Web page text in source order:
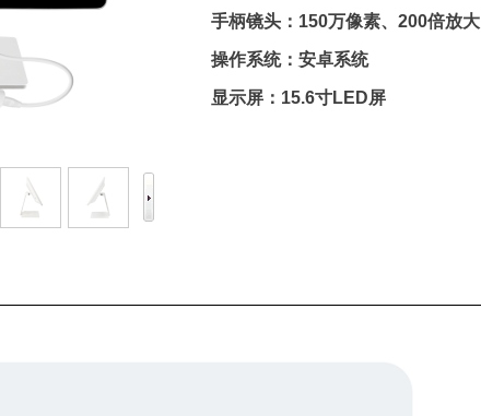
美莱宝美容仪厂家告诉您哪些高危项目应该避
手柄镜头：150万像素、200倍放大
操作系统：安卓系统
显示屏：15.6寸LED屏